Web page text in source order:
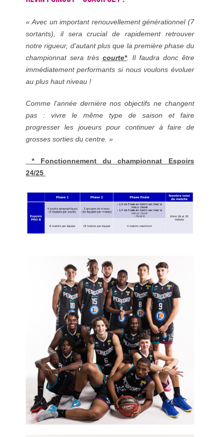
« Avec un important renouvellement générationnel (7
sortants), il sera crucial de rapidement retrouver
notre rigueur, d’autant plus que la première phase du
championnat sera très courte*. Il faudra donc être
immédiatement performants si nous voulons évoluer
au plus haut niveau !
Comme l’année dernière nos objectifs ne changent
pas : vivre le même type de saison et faire
progresser les joueurs pour continuer à faire de
grosses sorties du centre. »
* Fonctionnement du championnat Espoirs
24/25